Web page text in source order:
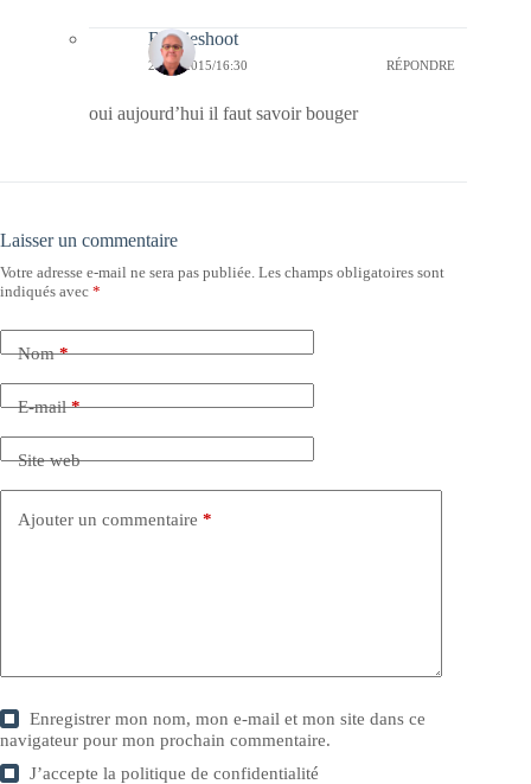
Bernieshoot
24/06/2015/16:30 RÉPONDRE
oui aujourd’hui il faut savoir bouger
Laisser un commentaire
Votre adresse e-mail ne sera pas publiée. Les champs obligatoires sont
indiqués avec *
Nom*
E-mail*
Site web
Ajouter un commentaire *
Enregistrer mon nom, mon e-mail et mon site dans ce
navigateur pour mon prochain commentaire.
J’accepte lapolitique de confidentialité